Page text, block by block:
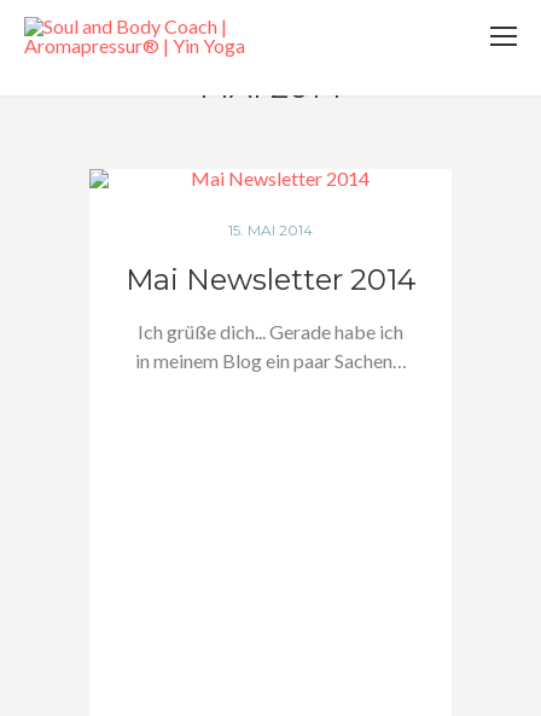
MAI 2014
15. MAI 2014
Mai Newsletter 2014
Ich grüße dich... Gerade habe ich
in meinem Blog ein paar Sachen…